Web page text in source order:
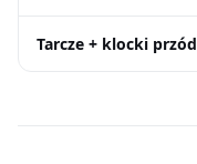
Tarcze + klocki przód